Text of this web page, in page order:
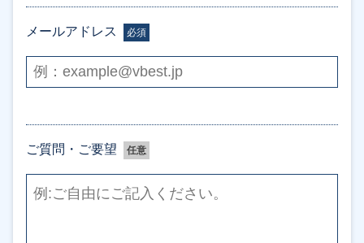
メールアドレス 必須
ご質問・ご要望 任意